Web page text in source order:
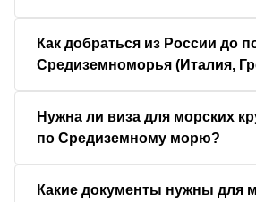
Как добраться из России до
Средиземноморья (Италия,
Нужна ли виза для морских
по Средиземному морю?
Какие документы нужны для